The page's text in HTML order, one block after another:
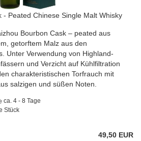
- Peated Chinese Single Malt Whisky
Bourbon Cask – peated aus
getorftem Malz aus den
Unter Verwendung von Highland-
und Verzicht auf Kühlfiltration
charakteristischen Torfrauch mit
salzigen und süßen Noten.
ca. 4 - 8 Tage
Stück
49,50 EUR